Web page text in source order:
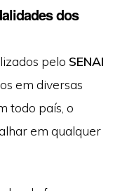
dos
pelo SENAI
em diversas
todo país, o
em qualquer